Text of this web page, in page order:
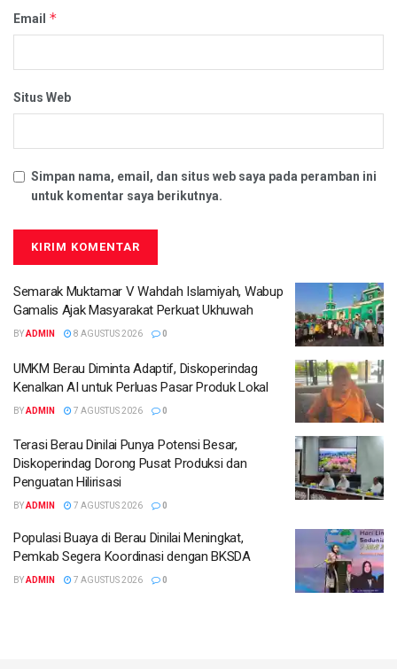
Email *
Situs Web
Simpan nama, email, dan situs web saya pada peramban ini
untuk komentar saya berikutnya.
Semarak Muktamar V Wahdah Islamiyah, Wabup
Gamalis Ajak Masyarakat Perkuat Ukhuwah
BYADMIN 8 AGUSTUS 2026 0
UMKM Berau Diminta Adaptif, Diskoperindag
Kenalkan AI untuk Perluas Pasar Produk Lokal
BYADMIN 7 AGUSTUS 2026 0
Terasi Berau Dinilai Punya Potensi Besar,
Diskoperindag Dorong Pusat Produksi dan
Penguatan Hilirisasi
BYADMIN 7 AGUSTUS 2026 0
Populasi Buaya di Berau Dinilai Meningkat,
Pemkab Segera Koordinasi dengan BKSDA
BYADMIN 7 AGUSTUS 2026 0